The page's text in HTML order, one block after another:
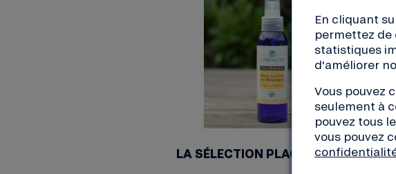
des
LA SÉLECTION PLAGE
En cliquant
permettez
statistiques
d'améliorer
Vous pouvez
seulement à
pouvez tous
vous pouvez